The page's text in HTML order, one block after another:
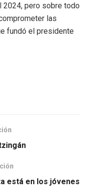
2024, pero sobre todo
las
fundó el presidente
está en los jóvenes